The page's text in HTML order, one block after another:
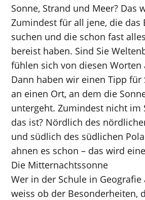
Sonne, Strand und Meer? Das
Zumindest für all jene, die das
suchen und die schon fast
bereist haben. Sind Sie
fühlen sich von diesen Worten
Dann haben wir einen Tipp für
an einen Ort, an dem die
untergeht. Zumindest nicht im
das ist? Nördlich des
und südlich des südlichen
ahnen es schon – das wird
Die Mitternachtssonne
Wer in der Schule in Geografie
weiss ob der Besonderheiten,